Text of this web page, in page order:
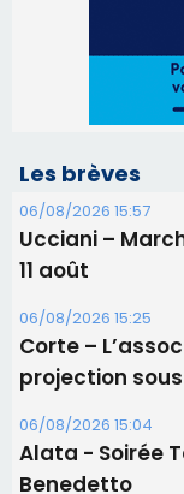
Les brèves
06/08/2026 15:57
Ucciani –
11 août
06/08/2026 15:25
Corte –
projection
06/08/2026 15:04
Alata - Soirée
Benedetto